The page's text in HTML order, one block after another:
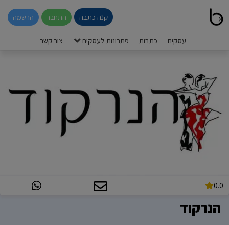
קנה כתבה התחבר הרשמה
עסקים כתבות פתרונות לעסקים צור קשר
0.0
הנרקוד